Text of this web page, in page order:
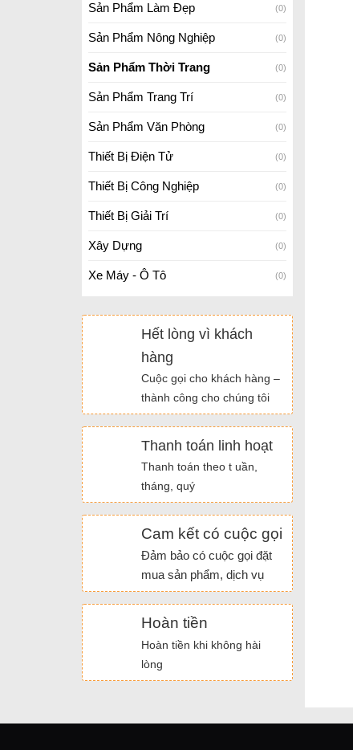
Sản Phẩm Làm Đẹp (0)
Sản Phẩm Nông Nghiệp (0)
Sản Phẩm Thời Trang (0)
Sản Phẩm Trang Trí (0)
Sản Phẩm Văn Phòng (0)
Thiết Bị Điện Tử (0)
Thiết Bị Công Nghiệp (0)
Thiết Bị Giải Trí (0)
Xây Dựng (0)
Xe Máy - Ô Tô (0)
Hết lòng vì khách
hàng
Cuộc gọi cho khách hàng –
thành công cho chúng tôi
Thanh toán linh hoạt
Thanh toán theo t uần,
tháng, quý
Cam kết có cuộc gọi
Đảm bảo có cuộc gọi đặt
mua sản phẩm, dịch vụ
Hoàn tiền
Hoàn tiền khi không hài
lòng